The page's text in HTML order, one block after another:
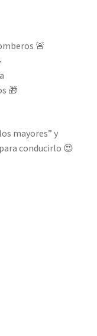
🚨
🎁
mayores” y
conducirlo 😍